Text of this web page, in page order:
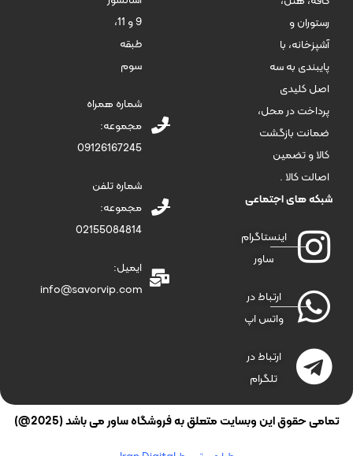
رستوران و
آشپزخانه، با
پایبندی به سه
اصل کلیدی
پرداخت در محل،
ضمانت بازگشت
کالا و تضمین
اصالت کالا .
شبکه های اجتماعی
اینستاگرام
ساور
ارتباط در
واتس اپ
ارتباط در
تلگرام
9 و 11،
طبقه
سوم
شماره همراه
مجموعه:
09126167245
شماره تلفن
مجموعه:
02155084814
ایمیل:
info@savorvip.com
تمامی حقوق این وبسایت متعلق به فروشگاه ساور می باشد (2025@)